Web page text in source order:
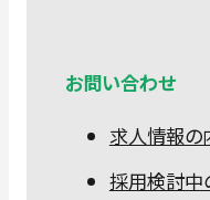
お問い合わせ
求人情報の
採用検討中